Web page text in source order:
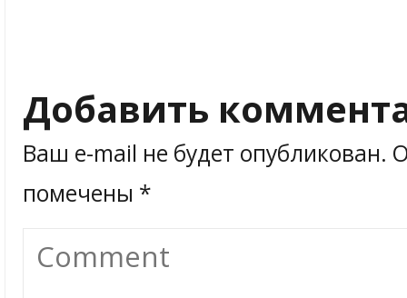
Добавить
Ваш e-mail не будет опубликован.
помечены *